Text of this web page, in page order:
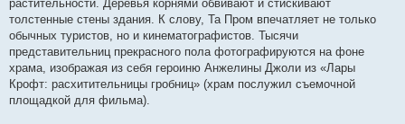
растительности. Деревья корнями обвивают и стискивают
толстенные стены здания. К слову, Та Пром впечатляет не только
обычных туристов, но и кинематографистов. Тысячи
представительниц прекрасного пола фотографируются на фоне
храма, изображая из себя героиню Анжелины Джоли из «Лары
Крофт: расхитительницы гробниц» (храм послужил съемочной
площадкой для фильма).